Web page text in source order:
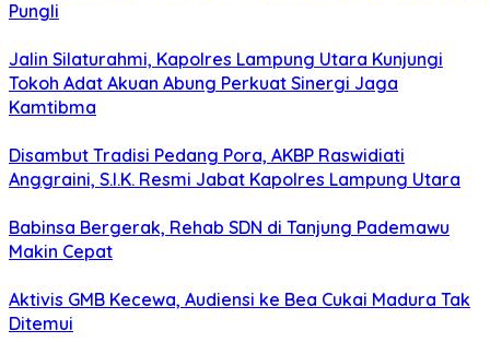
Pungli
Jalin Silaturahmi, Kapolres Lampung Utara Kunjungi
Tokoh Adat Akuan Abung Perkuat Sinergi Jaga
Kamtibma
Disambut Tradisi Pedang Pora, AKBP Raswidiati
Anggraini, S.I.K. Resmi Jabat Kapolres Lampung Utara
Babinsa Bergerak, Rehab SDN di Tanjung Pademawu
Makin Cepat
Aktivis GMB Kecewa, Audiensi ke Bea Cukai Madura Tak
Ditemui